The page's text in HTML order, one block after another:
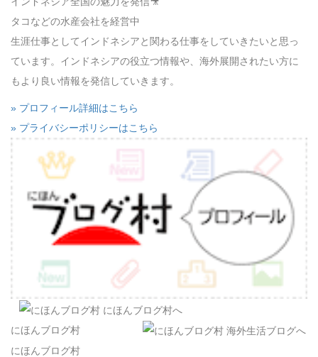
タコなどの水産会社を経営中
生涯仕事としてインドネシアと関わる仕事をしていきたいと思っ
ています。インドネシアの役立つ情報や、海外展開されたい方に
もより良い情報を発信していきます。
» プロフィール詳細はこちら
» プライバシーポリシーはこちら
にほんブログ村
にほんブログ村